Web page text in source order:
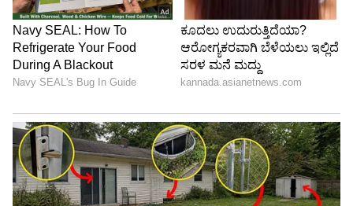
Image Credit :Pinterest
ಈ ಎಣ್ಣೆಯನ್ನು ಪದೇ ಪದೇ ಬಳಸುವುದು ಸರಿಯೇ?
ಈ ಎಣ್ಣೆಯನ್ನು ಪದೇ ಪದೇ ಬಳಸುವುದು ಸರಿಯೇ?
ಆರೋಗ್ಯ ತಜ್ಞರ ಪ್ರಕಾರ, ಒಂದೇ ಎಣ್ಣೆಯನ್ನು ಪದೇ ಪದೇ
ಅತಿ ಹೆಚ್ಚು ತಾಪಮಾನದಲ್ಲಿ ಕಾಯಿಸುವುದು ಸರಿಯಲ್ಲ. ಹಾಗೆ
ಮಾಡುವುದರಿಂದ ಎಣ್ಣೆಯಲ್ಲಿ ಆರೋಗ್ಯಕ್ಕೆ ಹಾನಿಕಾರಕವಾದ
ಸಂಯುಕ್ತಗಳು (compounds) ರೂಪುಗೊಳ್ಳಬಹುದು.
ಎಣ್ಣೆಯಿಂದ ತೀಕ್ಷ್ಣವಾದ ವಾಸನೆ ಬರಲು ಪ್ರಾರಂಭಿಸಿದರೆ,